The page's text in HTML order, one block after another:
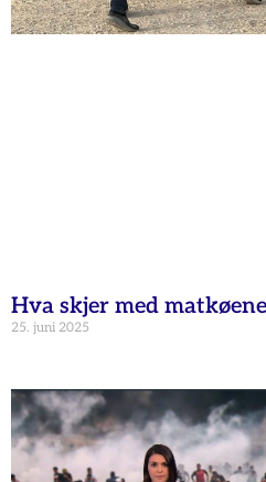
Hva skjer med
25. juni 2025